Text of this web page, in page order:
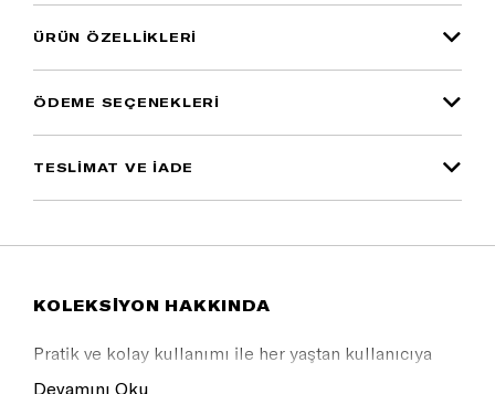
ÜRÜN ÖZELLIKLERI
ÖDEME SEÇENEKLERI
TESLİMAT VE İADE
KOLEKSİYON HAKKINDA
Pratik ve kolay kullanımı ile her yaştan kullanıcıya
uygundur.
Devamını Oku